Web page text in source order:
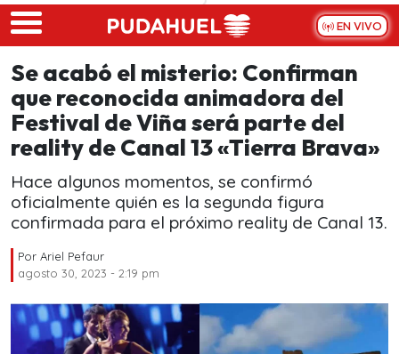
Skip to main content
EN VIVO
Se acabó el misterio: Confirman
que reconocida animadora del
Festival de Viña será parte del
reality de Canal 13 «Tierra Brava»
Hace algunos momentos, se confirmó
oficialmente quién es la segunda figura
confirmada para el próximo reality de Canal 13.
Por Ariel Pefaur
agosto 30, 2023 - 2:19 pm